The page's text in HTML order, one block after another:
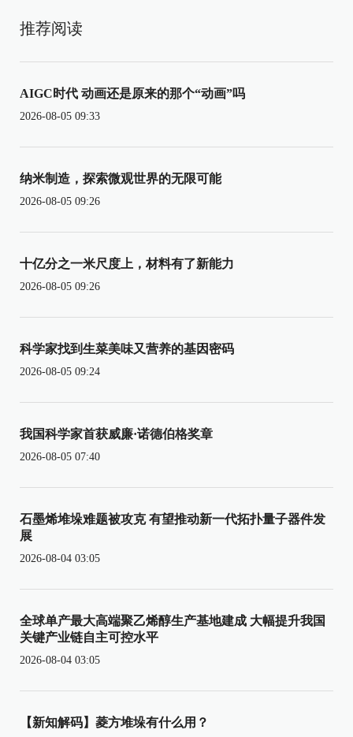
推荐阅读
AIGC时代 动画还是原来的那个“动画”吗
2026-08-05 09:33
纳米制造，探索微观世界的无限可能
2026-08-05 09:26
十亿分之一米尺度上，材料有了新能力
2026-08-05 09:26
科学家找到生菜美味又营养的基因密码
2026-08-05 09:24
我国科学家首获威廉·诺德伯格奖章
2026-08-05 07:40
石墨烯堆垛难题被攻克 有望推动新一代拓扑量子器件发
展
2026-08-04 03:05
全球单产最大高端聚乙烯醇生产基地建成 大幅提升我国
关键产业链自主可控水平
2026-08-04 03:05
【新知解码】菱方堆垛有什么用？